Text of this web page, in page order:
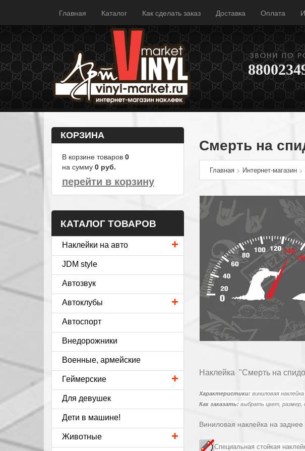
Главная Каталог Как сделать заказ Доставка Оплата
Смерть на
Главная> Интернет-магазин>
Наклейка "Смерть на
Характеристики: виниловая
Как заказать: выбрать цвет, размер,
Виниловая наклейка на
Специальная стойкая
КОРЗИНА
В корзине товаров 0
на сумму 0 руб.
перейти в корзину
КАТАЛОГ ТОВАРОВ
+
Наклейки на авто
JDM style
Автозвук
+
Автоклубы
Автоспорт
Внедорожники
Военные, армейские
+
Геймерские
Для девушек
Дети в машине!
+
Животные